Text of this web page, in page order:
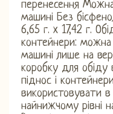
перенесення
машині Без
6,65 г. x 17,42 г.
контейнери:
машині лише на
коробку для обіду
піднос і
використовувати в
найнижчому рівні